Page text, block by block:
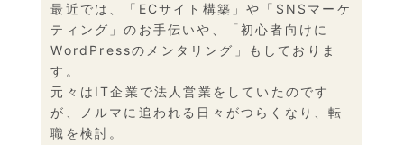
最近では、「ECサイト構築」や「SNSマーケ
ティング」のお手伝いや、「初心者向けに
WordPressのメンタリング」もしておりま
す。
元々はIT企業で法人営業をしていたのです
が、ノルマに追われる日々がつらくなり、転
職を検討。